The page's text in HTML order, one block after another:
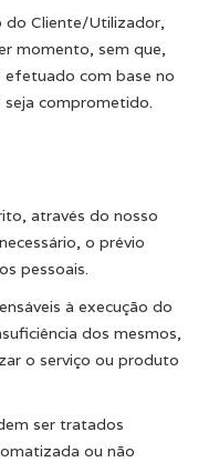
do Cliente/Utilizador,
momento, sem que,
com base no
comprometido.
através do nosso
o prévio
pessoais.
à execução do
dos mesmos,
o serviço ou produto
ser tratados
ou não